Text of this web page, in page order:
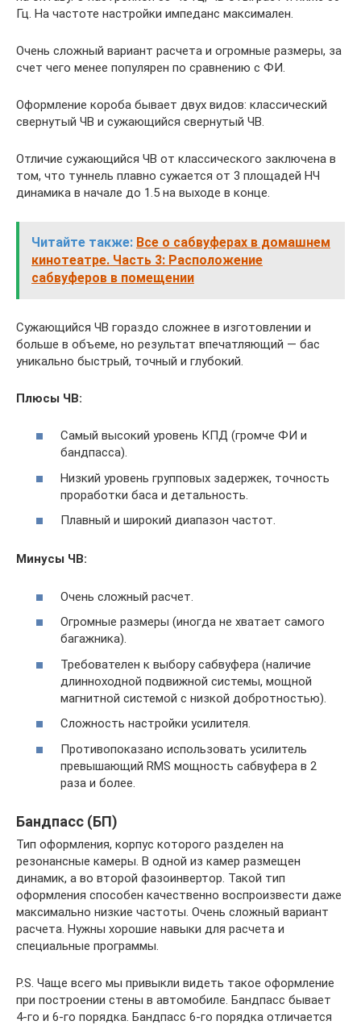
Гц. На частоте настройки импеданс максимален.
Очень сложный вариант расчета и огромные размеры, за
счет чего менее популярен по сравнению с ФИ.
Оформление короба бывает двух видов: классический
свернутый ЧВ и сужающийся свернутый ЧВ.
Отличие сужающийся ЧВ от классического заключена в
том, что туннель плавно сужается от 3 площадей НЧ
динамика в начале до 1.5 на выходе в конце.
Читайте также: Все о сабвуферах в домашнем
кинотеатре. Часть 3: Расположение
сабвуферов в помещении
Сужающийся ЧВ гораздо сложнее в изготовлении и
больше в объеме, но результат впечатляющий — бас
уникально быстрый, точный и глубокий.
Плюсы ЧВ:
Самый высокий уровень КПД (громче ФИ и
бандпасса).
Низкий уровень групповых задержек, точность
проработки баса и детальность.
Плавный и широкий диапазон частот.
Минусы ЧВ:
Очень сложный расчет.
Огромные размеры (иногда не хватает самого
багажника).
Требователен к выбору сабвуфера (наличие
длинноходной подвижной системы, мощной
магнитной системой с низкой добротностью).
Сложность настройки усилителя.
Противопоказано использовать усилитель
превышающий RMS мощность сабвуфера в 2
раза и более.
Бандпасс (БП)
Тип оформления, корпус которого разделен на
резонансные камеры. В одной из камер размещен
динамик, а во второй фазоинвертор. Такой тип
оформления способен качественно воспроизвести даже
максимально низкие частоты. Очень сложный вариант
расчета. Нужны хорошие навыки для расчета и
специальные программы.
P.S. Чаще всего мы привыкли видеть такое оформление
при построении стены в автомобиле. Бандпасс бывает
4-го и 6-го порядка. Бандпасс 6-го порядка отличается